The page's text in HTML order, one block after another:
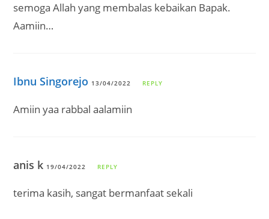
semoga Allah yang membalas kebaikan Bapak.
Aamiin…
Ibnu Singorejo 13/04/2022 REPLY
Amiin yaa rabbal aalamiin
anis k 19/04/2022 REPLY
terima kasih, sangat bermanfaat sekali